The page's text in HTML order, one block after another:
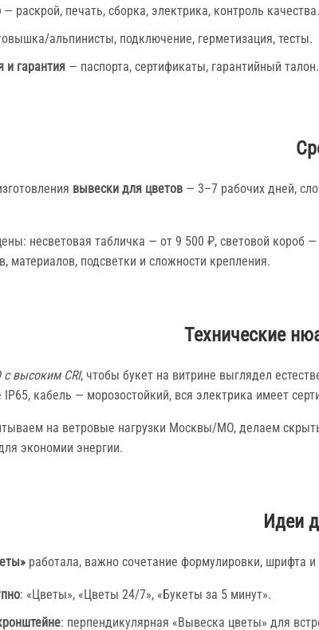
— раскрой, печать, сборка, электрика, контроль качества.
альпинисты, подключение, герметизация, тесты.
и гарантия — паспорта, сертификаты, гарантийный талон.
вывески для цветов — 3–7 рабочих дней,
несветовая табличка — от 9 500 ₽, световой
материалов, подсветки и сложности крепления.
Технические
с высоким CRI, чтобы букет на витрине выглядел
кабель — морозостойкий, вся электрика имеет
на ветровые нагрузки Москвы/МО, делаем
экономии энергии.
Идеи
работала, важно сочетание формулировки, шрифта
: «Цветы», «Цветы 24/7», «Букеты за 5 минут».
: перпендикулярная «Вывеска цветы» для